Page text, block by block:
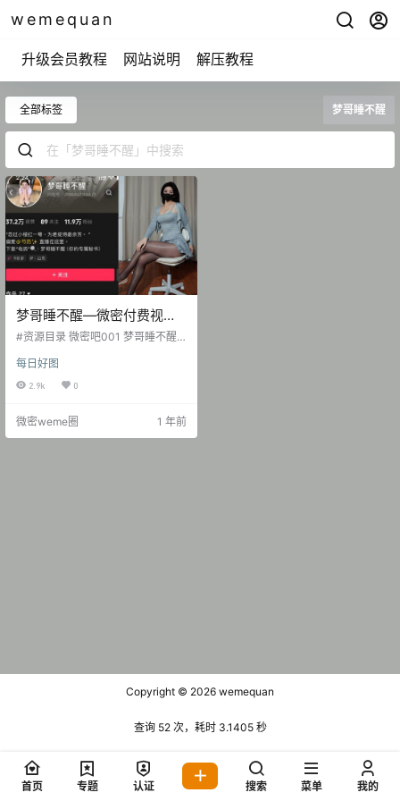
wemequan
升级会员教程 网站说明 解压教程
全部标签 梦哥睡不醒
梦哥睡不醒—微密付费视频
图片合集【持续更新】
#资源目录 微密吧001 梦哥睡不醒
微密吧002 梦哥睡不醒 其他养眼图
集 [11P-8.28 MB] 抖音 梦哥睡不醒
期 [45P-1V 18.64 MB] 2025.01.21
抖音 梦哥睡不醒 微密圈 NO.003期
每日好图
2.9k 0
微密weme圈 1 年前
Copyright © 2026 wemequan
查询 52 次，耗时 3.1405 秒
首页 专题 认证 搜索 菜单 我的